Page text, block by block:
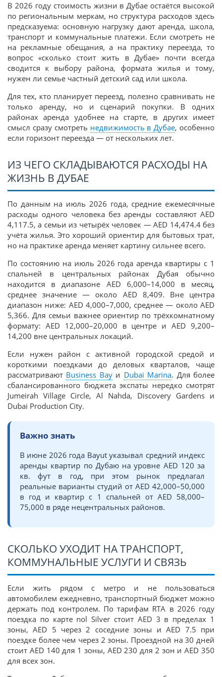
В 2026 году стоимость жизни в Дубае остаётся высокой
по региональным меркам, но структура расходов здесь
предсказуема: основную нагрузку дают аренда, школа,
транспорт и коммунальные платежи. Если смотреть не
на рекламные обещания, а на практику переезда, то
вопрос «сколько стоит жить в Дубае» почти всегда
сводится к выбору района, формата жилья и тому,
нужен ли семье частный детский сад или школа.
Для тех, кто планирует переезд, полезно сравнивать не
только аренду, но и сценарий покупки. В одних
районах аренда удобнее на старте, в других имеет
смысл сразу смотреть недвижимость в Дубае, особенно
если горизонт переезда — от нескольких лет.
ИЗ ЧЕГО СКЛАДЫВАЮТСЯ РАСХОДЫ НА
ЖИЗНЬ В ДУБАЕ
По данным на июль 2026 года, средние ежемесячные
расходы одного человека без аренды составляют AED
4,117.5, а семьи из четырёх человек — AED 14,474.4 без
учёта жилья. Это хороший ориентир для бытовых трат,
но на практике аренда меняет картину сильнее всего.
По состоянию на июль 2026 года аренда квартиры с 1
спальней в центральных районах Дубая обычно
находится в диапазоне AED 6,000–14,000 в месяц,
среднее значение — около AED 8,409. Вне центра
диапазон ниже: AED 4,000–7,000, среднее — около AED
5,366. Для семьи важнее ориентир по трёхкомнатному
формату: AED 12,000–20,000 в центре и AED 9,200–
14,200 вне центральных локаций.
Если нужен район с активной городской средой и
короткими поездками до деловых кварталов, чаще
рассматривают Business Bayи Dubai Marina. Для более
сбалансированного бюджета экспаты нередко смотрят
Jumeirah Village Circle, Al Nahda, Discovery Gardens и
Dubai Production City.
Важно знать
В июне 2026 года Bayut указывал средний индекс
аренды квартир по Дубаю на уровне AED 120 за
кв. фут в год, при этом рынок предлагал
реальные варианты студий от AED 42,000–50,000
в год и квартир с 1 спальней от AED 58,000–
75,000 в ряде нецентральных районов.
СКОЛЬКО УХОДИТ НА ТРАНСПОРТ,
КОММУНАЛЬНЫЕ УСЛУГИ И СВЯЗЬ
Если жить рядом с метро и не пользоваться
автомобилем ежедневно, транспортный бюджет можно
держать под контролем. По тарифам RTA в 2026 году
поездка по карте nol Silver стоит AED 3 в пределах 1
зоны, AED 5 через 2 соседние зоны и AED 7.5 при
поездке более чем через 2 зоны. Проездной на 30 дней
стоит AED 140 для 1 зоны, AED 230 для 2 зон и AED 350
для всех зон.